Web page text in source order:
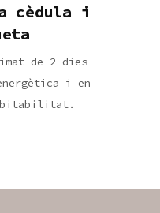
cèdula i
de 2 dies
i en